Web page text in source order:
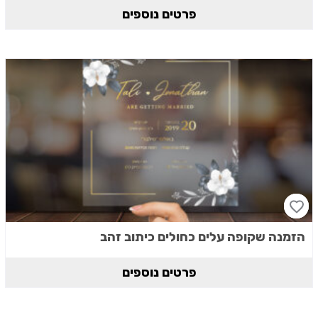
פרטים נוספים
הזמנה שקופה עלים כחולים כיתוב זהב
פרטים נוספים